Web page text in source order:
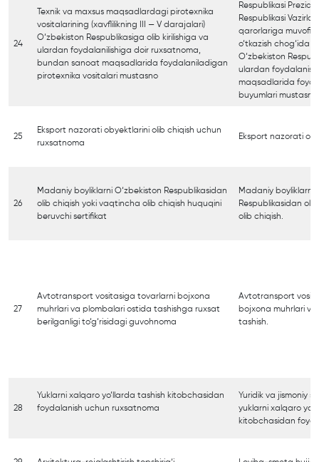
24
Texnik va maxsus maqsadlardagi pirotexnika
vositalarining (xavflilikning III — V darajalari)
O‘zbekiston Respublikasiga olib kirilishiga va
ulardan foydalanilishiga doir ruxsatnoma,
bundan sanoat maqsadlarida foydalaniladigan
pirotexnika vositalari mustasno
Respublikasi
Respublikasi
qarorlariga
o‘tkazish chog‘ida
O‘zbekiston
ulardan
maqsadlarida
buyumlari mustasno.
25
Eksport nazorati obyektlarini olib chiqish uchun
ruxsatnoma
Eksport nazorati
26
Madaniy boyliklarni O‘zbekiston Respublikasidan
olib chiqish yoki vaqtincha olib chiqish huquqini
beruvchi sertifikat
Madaniy boyliklarni
Respublikasidan
olib chiqish.
27
Avtotransport vositasiga tovarlarni bojxona
muhrlari va plombalari ostida tashishga ruxsat
berilganligi to‘g‘risidagi guvohnoma
Avtotransport
bojxona muhrlari
tashish.
28
Yuklarni xalqaro yo‘llarda tashish kitobchasidan
foydalanish uchun ruxsatnoma
Yuridik va jismoniy
yuklarni xalqaro
kitobchasidan